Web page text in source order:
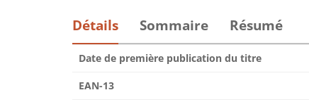
Détails Sommaire Résumé
Date de première publication du titre
EAN-13